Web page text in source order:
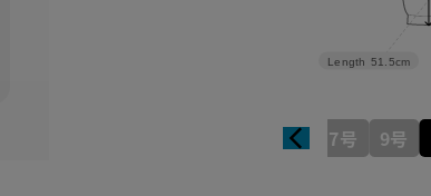
Length 51.5cm
7号 9号